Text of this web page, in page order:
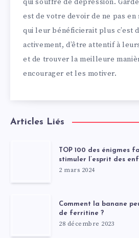
qui souffre de dépression.
est de votre devoir de ne pas en
qui leur bénéficierait plus c’est
activement, d’être attentif à
et de trouver la meilleure
encourager et les motiver.
Articles Liés
TOP 100 des énigmes
stimuler l’esprit des
2 mars 2024
Comment la banane
de ferritine ?
28 décembre 2023